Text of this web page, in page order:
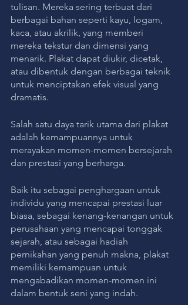
tulisan. Mereka sering terbuat dari
berbagai bahan seperti kayu, logam,
kaca, atau akrilik, yang memberi
mereka tekstur dan dimensi yang
menarik. Plakat dapat diukir, dicetak,
atau dibentuk dengan berbagai teknik
untuk menciptakan efek visual yang
dramatis.
Salah satu daya tarik utama dari plakat
adalah kemampuannya untuk
merayakan momen-momen bersejarah
dan prestasi yang berharga.
Baik itu sebagai penghargaan untuk
individu yang mencapai prestasi luar
biasa, sebagai kenang-kenangan untuk
perusahaan yang mencapai tonggak
sejarah, atau sebagai hadiah
pernikahan yang penuh makna, plakat
memiliki kemampuan untuk
mengabadikan momen-momen ini
dalam bentuk seni yang indah.